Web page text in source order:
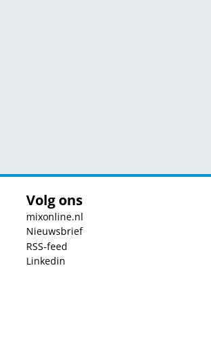
Volg ons
mixonline.nl
Nieuwsbrief
RSS-feed
Linkedin